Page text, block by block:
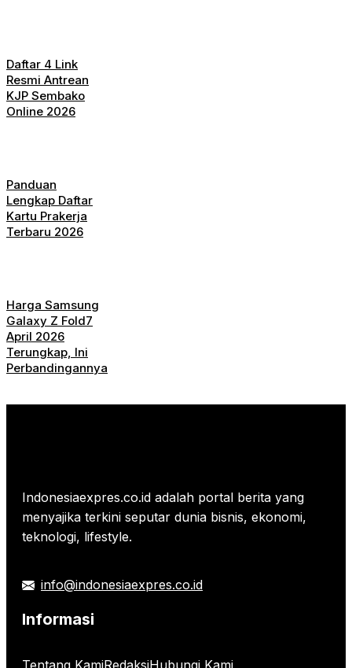
Daftar 4 Link
Resmi Antrean
KJP Sembako
Online 2026
Panduan
Lengkap Daftar
Kartu Prakerja
Terbaru 2026
Harga Samsung
Galaxy Z Fold7
April 2026
Terungkap, Ini
Perbandingannya
Indonesiaexpres.co.id adalah portal berita yang
menyajika terkini seputar dunia bisnis, ekonomi,
teknologi, lifestyle.
info@indonesiaexpres.co.id
Informasi